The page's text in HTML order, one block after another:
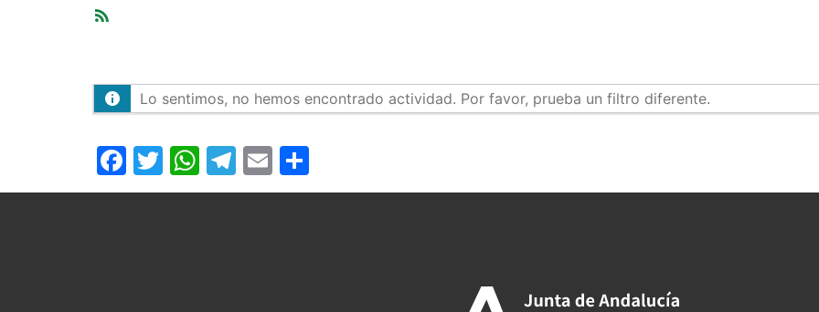
Lo sentimos, no hemos encontrado actividad. Por favor, prueba un filtro diferente.
Facebook
Twitter
WhatsApp
Telegram
Email